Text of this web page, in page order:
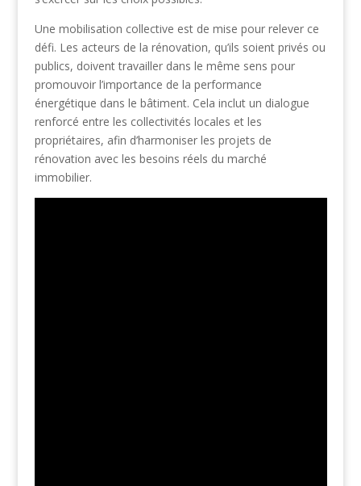
Une mobilisation collective est de mise pour relever ce
défi. Les acteurs de la rénovation, qu’ils soient privés ou
publics, doivent travailler dans le même sens pour
promouvoir l’importance de la performance
énergétique dans le bâtiment. Cela inclut un dialogue
renforcé entre les collectivités locales et les
propriétaires, afin d’harmoniser les projets de
rénovation avec les besoins réels du marché
immobilier.